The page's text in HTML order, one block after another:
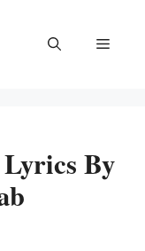
Menu
By